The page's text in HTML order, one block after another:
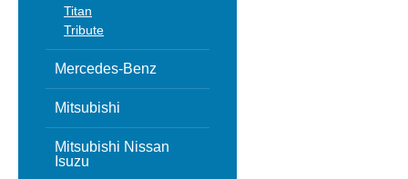
Titan
Tribute
Mercedes-Benz
Mitsubishi
Mitsubishi Nissan
Isuzu